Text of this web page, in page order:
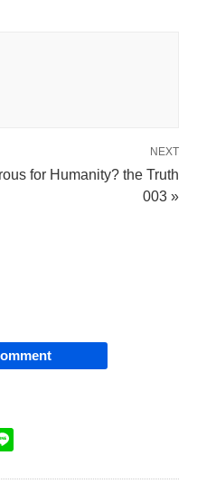
NEXT
for Humanity? the Truth
003 »